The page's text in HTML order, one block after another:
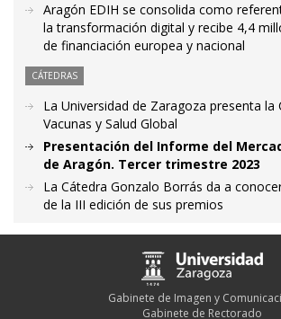
Aragón EDIH se consolida como
la transformación digital y recibe 4,4
de financiación europea y nacional
CÁTEDRAS
La Universidad de Zaragoza presenta la
Vacunas y Salud Global
Presentación del Informe del
de Aragón. Tercer trimestre 2023
La Cátedra Gonzalo Borrás da a
de la III edición de sus premios
Gabinete de Imagen y
Gabinete de Rectorado